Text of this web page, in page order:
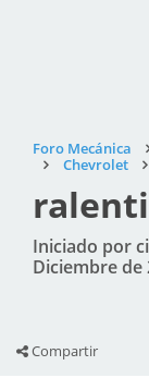
Foro Mecánica
Chevrolet
Iniciado por
Diciembre de
Compartir